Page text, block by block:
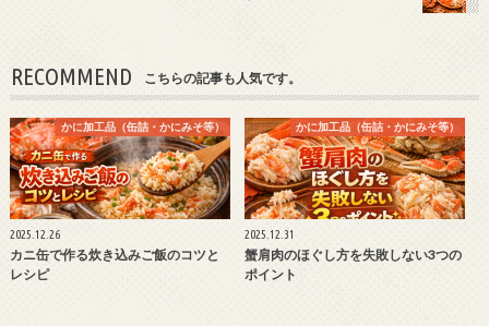
RECOMMEND こちらの記事も人気です。
かに加工品（缶詰・かにみそ等）
2025.12.26
カニ缶で作る炊き込みご飯のコツと
レシピ
かに加工品（缶詰・かにみそ等）
2025.12.31
蟹肩肉のほぐし方を失敗しない3つの
ポイント